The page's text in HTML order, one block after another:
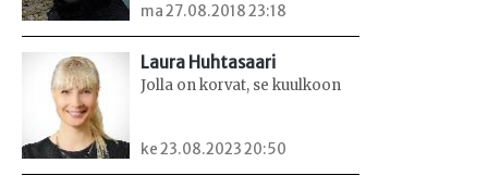
ma 27.08.2018 23:18
Laura Huhtasaari
Jolla on korvat, se kuulkoon
ke 23.08.2023 20:50